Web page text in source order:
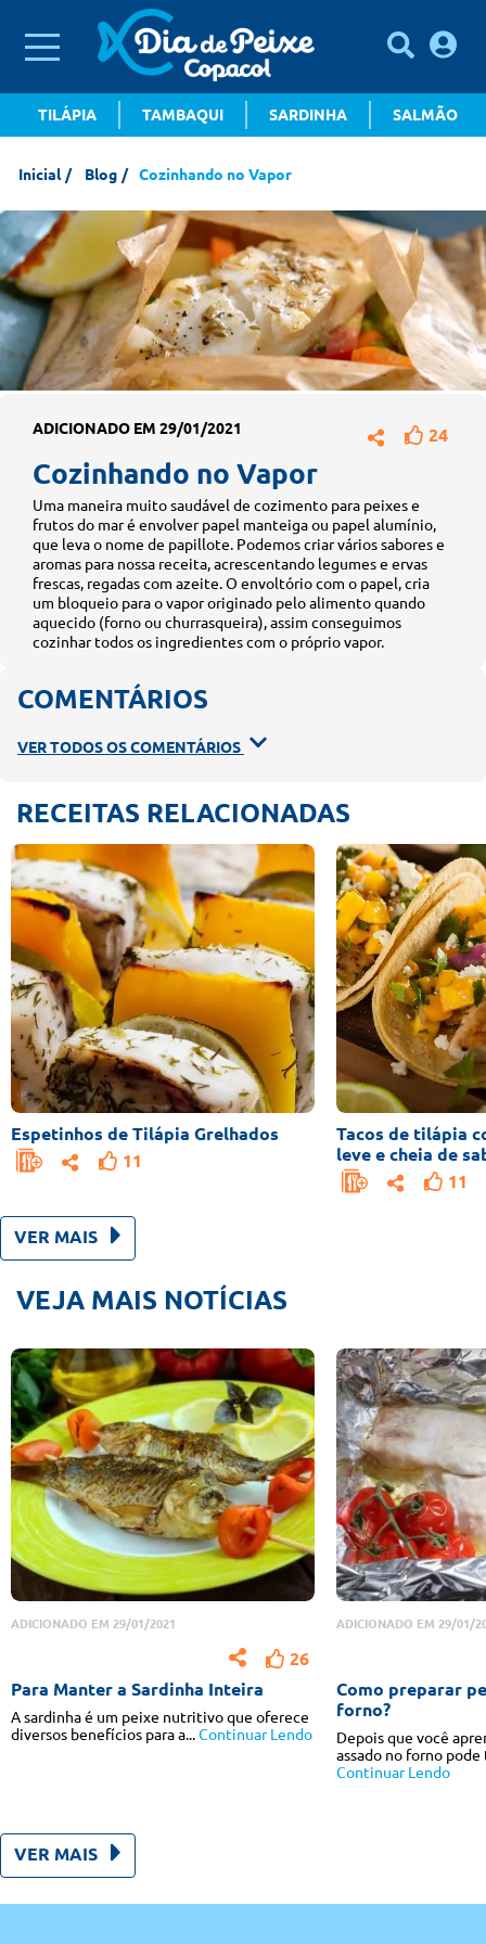
TILÁPIA TAMBAQUI SARDINHA SALMÃO
Inicial Blog Cozinhando no Vapor
ADICIONADO EM 29/01/2021 24
Cozinhando no Vapor
Uma maneira muito saudável de cozimento para peixes e
frutos do mar é envolver papel manteiga ou papel alumínio,
que leva o nome de papillote. Podemos criar vários sabores e
aromas para nossa receita, acrescentando legumes e ervas
frescas, regadas com azeite. O envoltório com o papel, cria
um bloqueio para o vapor originado pelo alimento quando
aquecido (forno ou churrasqueira), assim conseguimos
cozinhar todos os ingredientes com o próprio vapor.
COMENTÁRIOS
VER TODOS OS COMENTÁRIOS
RECEITAS RELACIONADAS
Espetinhos de Tilápia Grelhados
11
Tacos de tilápia
leve e cheia de
11
VER MAIS
VEJA MAIS NOTÍCIAS
ADICIONADO EM 29/01/2021
26
Para Manter a Sardinha Inteira
A sardinha é um peixe nutritivo que oferece
diversos benefícios para a...Continuar Lendo
ADICIONADO EM 29/01/
Como preparar
forno?
Depois que você
assado no forno
Continuar Lendo
VER MAIS